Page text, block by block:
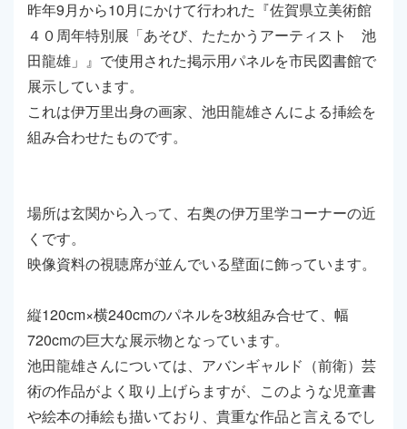
昨年9月から10月にかけて行われた『佐賀県立美術館
４０周年特別展「あそび、たたかうアーティスト 池
田龍雄」』で使用された掲示用パネルを市民図書館で
展示しています。
これは伊万里出身の画家、池田龍雄さんによる挿絵を
組み合わせたものです。
場所は玄関から入って、右奥の伊万里学コーナーの近
くです。
映像資料の視聴席が並んでいる壁面に飾っています。
縦120cm×横240cmのパネルを3枚組み合せて、幅
720cmの巨大な展示物となっています。
池田龍雄さんについては、アバンギャルド（前衛）芸
術の作品がよく取り上げらますが、このような児童書
や絵本の挿絵も描いており、貴重な作品と言えるでし